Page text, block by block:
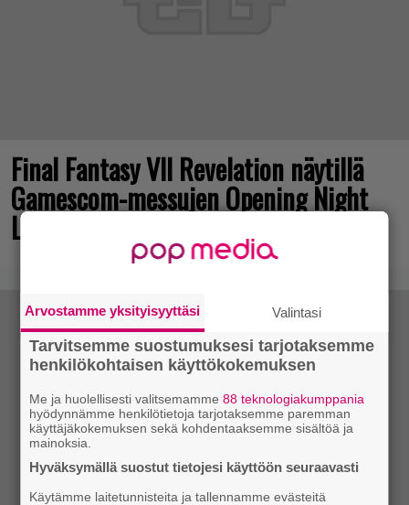
Final Fantasy VII Revelation näytillä
Gamescom-messujen Opening Night
Live -tapahtumassa
Arvostamme yksityisyyttäsi Valintasi
Tarvitsemme suostumuksesi tarjotaksemme
henkilökohtaisen käyttökokemuksen
Me ja huolellisesti valitsemamme88 teknologiakumppania
hyödynnämme henkilötietoja tarjotaksemme paremman
käyttäjäkokemuksen sekä kohdentaaksemme sisältöä ja
mainoksia.
Hyväksymällä suostut tietojesi käyttöön seuraavasti
Käytämme laitetunnisteita ja tallennamme evästeitä